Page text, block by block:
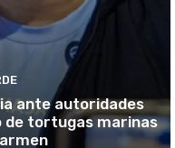
ante autoridades
tortugas marinas